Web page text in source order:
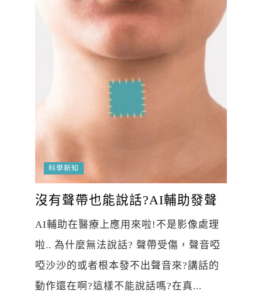
科學新知
沒有聲帶也能說話?AI輔助發聲
AI輔助在醫療上應用來啦!不是影像處理
啦.. 為什麼無法說話? 聲帶受傷，聲音啞
啞沙沙的或者根本發不出聲音來?講話的
動作還在啊?這樣不能說話嗎?在真...